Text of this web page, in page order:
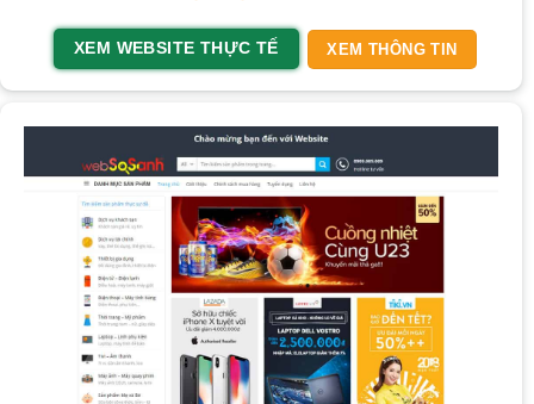
XEM WEBSITE THỰC TẾ XEM THÔNG TIN